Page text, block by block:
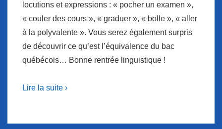
locutions et expressions : « pocher un examen »,
« couler des cours », « graduer », « bolle », « aller
à la polyvalente ». Vous serez également surpris
de découvrir ce qu’est l’équivalence du bac
québécois… Bonne rentrée linguistique !
Lire la suite ›